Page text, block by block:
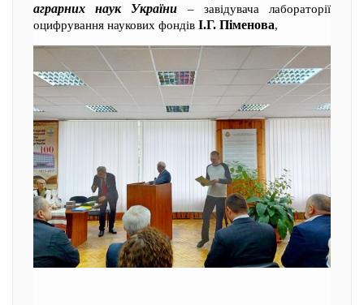
аграрних наук України – завідувача лабораторії
оцифрування наукових фондів І.Г. Піменова,